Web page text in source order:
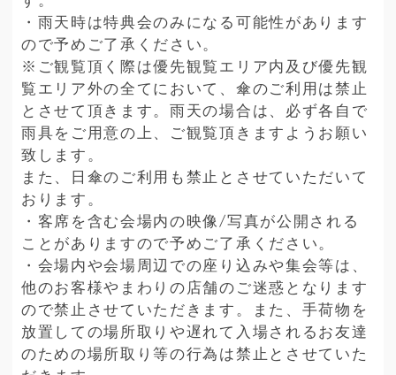
・雨天時は特典会のみになる可能性があります
ので予めご了承ください。
※ご観覧頂く際は優先観覧エリア内及び優先観
覧エリア外の全てにおいて、傘のご利用は禁止
とさせて頂きます。雨天の場合は、必ず各自で
雨具をご用意の上、ご観覧頂きますようお願い
致します。
また、日傘のご利用も禁止とさせていただいて
おります。
・客席を含む会場内の映像/写真が公開される
ことがありますので予めご了承ください。
・会場内や会場周辺での座り込みや集会等は、
他のお客様やまわりの店舗のご迷惑となります
ので禁止させていただきます。また、手荷物を
放置しての場所取りや遅れて入場されるお友達
のための場所取り等の行為は禁止とさせていた